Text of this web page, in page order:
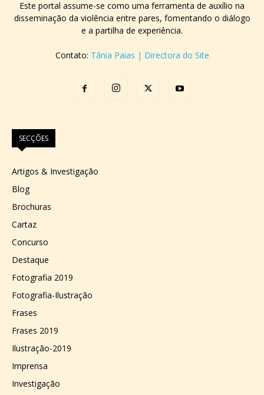
Este portal assume-se como uma ferramenta de auxílio na
disseminação da violência entre pares, fomentando o diálogo
e a partilha de experiência.
Contato: Tânia Paias | Directora do Site
SECÇÕES
Artigos & Investigação
Blog
Brochuras
Cartaz
Concurso
Destaque
Fotografia 2019
Fotografia-Ilustração
Frases
Frases 2019
Ilustração-2019
Imprensa
Investigação